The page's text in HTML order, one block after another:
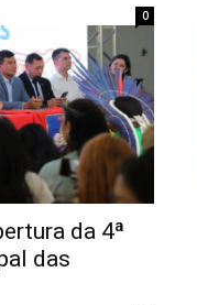
0
da 4ª
das